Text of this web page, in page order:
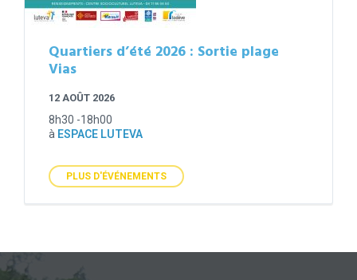
Quartiers d’été 2026 : Sortie plage
Vias
12 AOÛT 2026
8h30 -18h00
à ESPACE LUTEVA
PLUS D'ÉVÉNEMENTS